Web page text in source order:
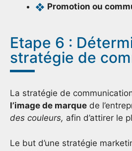
Promotion ou
Etape 6 :
stratégie de
La stratégie de
l’image de marque de
des couleurs, afin d’attirer le
Le but d’une stratégie